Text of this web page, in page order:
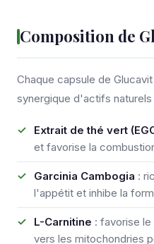
Composition de
Chaque capsule de
synergique d'actifs
Extrait de thé vert
et favorise la
Garcinia Cambogia :
l'appétit et inhibe la
L-Carnitine : favorise
vers les mitochondries